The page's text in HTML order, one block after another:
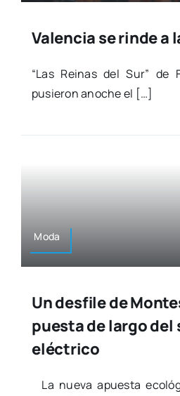
Valencia se rinde a
“Las Rei­nas del Sur” de
pusie­ron ano­che el […]
Moda
Un desfile de
puesta de largo del
eléctrico
La nue­va apues­ta